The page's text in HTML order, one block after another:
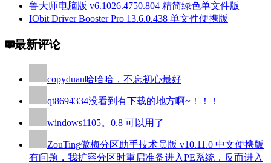
鲁大师电脑版 v6.1026.4750.804 精简绿色单文件版
IObit Driver Booster Pro 13.6.0.438 单文件便携版
最新评论
copyduan哈哈哈，不忘初心最好
qt8694334没看到有下载的地方啊~！！！
windows1105。0.8 可以用了
ZouTing傲梅分区助手技术员版 v10.11.0 中文便携版
有问题，我扩容分区时重启准备进入PE系统，反而进入